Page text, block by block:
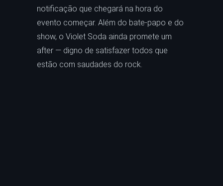
notificação que chegará na hora do
evento começar. Além do bate-papo e do
show, o Violet Soda ainda promete um
after — digno de satisfazer todos que
estão com saudades do rock.